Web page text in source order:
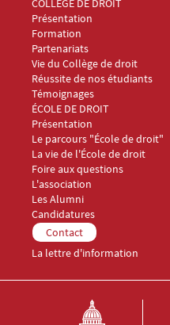
COLLÈGE DE DROIT
Présentation
Formation
Partenariats
Vie du Collège de droit
Réussite de nos étudiants
Témoignages
Menu Footer Collège et École de
ÉCOLE DE DROIT
Présentation
Le parcours "École de droit"
La vie de l'École de droit
Foire aux questions
Menu Footer Collège et École de
L'association
Les Alumni
Menu Footer Collège et École de
Candidatures
Menu Footer Collège et École de
Contact
La lettre d'information